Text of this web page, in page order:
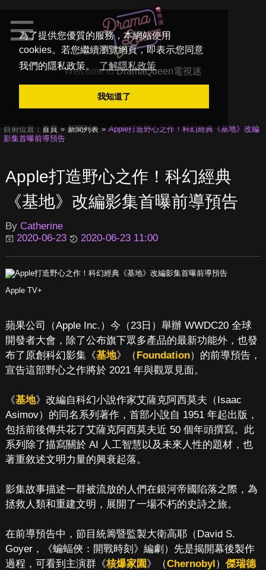
為了提供您優質的服務，本網站使用
cookies。若您繼續瀏覽網頁，即表示您同意
我們的隱私政策。
了解隱私政策
我知道了
Welcome toDramaQueen電視迷
目前位置： 首頁 新聞列表
Apple打造野心之作！科幻經典《基地》改編
影集首曝前導預告
Apple打造野心之作！科幻經典
《基地》改編影集首曝前導預告
By Catherine
2020-06-23
2020-06-23 11:00
Apple TV+
蘋果公司（Apple Inc.）今（23日）舉辦 WWDC20 全球
開發者大會，除了公布旗下眾多產品的最新功能外，也發
布了原創科幻影集《基地》（Foundation）的前導預告，
宣告這部野心之作將於 2021 年與觀眾見面。
《基地》改編自科幻小說作家艾薩克阿西莫夫（Isaac
Asimov）的同名系列著作，首部小說自 1951 年起出版，
包括前後傳共花了艾薩克阿西莫夫近 50 個年頭撰寫。此
系列除了描寫關於 AI 人工智慧以及未來人性的題材，也
著重敘述文明力量的興衰起落。
影集故事描述一群被流放的人們在銀河帝國陷落之際，為
拯救人類和重建文明，展開了一場不朽的史詩之旅。
在前導預告中，節目統籌暨監製大衛高耶（David S.
Goyer，《蝙蝠俠：開戰時刻》編劇）先是揭開幕後製作
過程，可看到主演群《核爆家園》（Chernobyl） 傑瑞德